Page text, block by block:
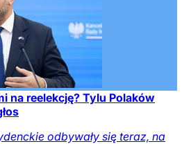
na reelekcję? Tylu Polaków
odbywały się teraz, na